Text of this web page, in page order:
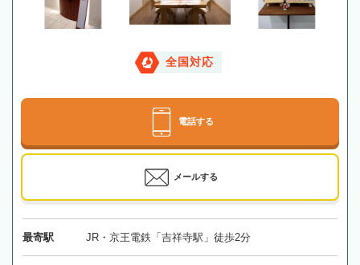
全国対応
電話する
メールする
最寄駅 JR・京王電鉄「吉祥寺駅」徒歩2分